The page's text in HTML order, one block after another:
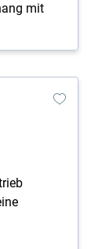
mit